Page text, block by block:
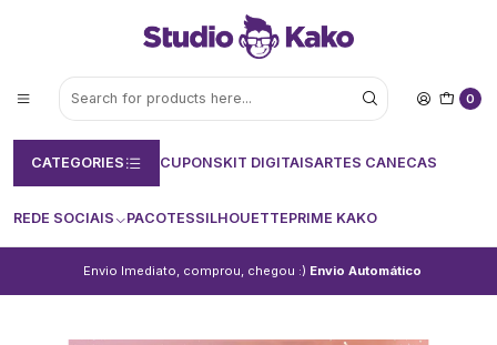
0
CATEGORIES CUPONSKIT DIGITAISARTES CANECAS
REDE SOCIAIS PACOTESSILHOUETTEPRIME KAKO
Envio Imediato, comprou, chegou :) Envio Automático